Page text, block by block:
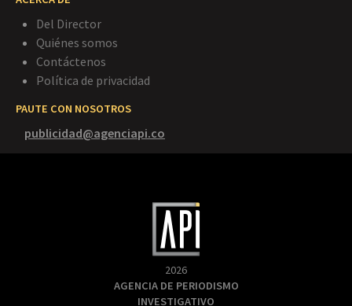
Del Director
Quiénes somos
Contáctenos
Política de privacidad
PAUTE CON NOSOTROS
publicidad@agenciapi.co
2026
AGENCIA DE PERIODISMO
INVESTIGATIVO